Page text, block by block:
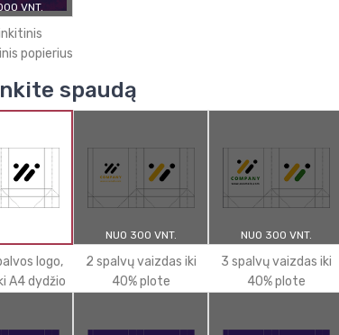
VNT.
popierius
spaudą
logo,
A4 dydžio
NUO 300 VNT.
2 spalvų vaizdas iki
40% plote
NUO 300 VNT.
3 spalvų vaizdas iki
40% plote